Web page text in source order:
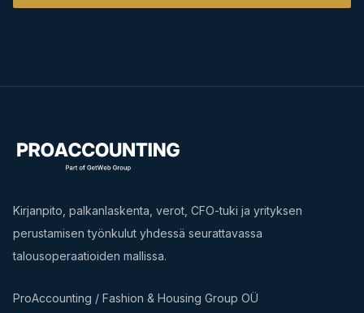
Kirjanpito, palkanlaskenta, verot, CFO-tuki ja yrityksen
perustamisen työnkulut yhdessä seurattavassa
talousoperaatioiden mallissa.
ProAccounting / Fashion & Housing Group OÜ